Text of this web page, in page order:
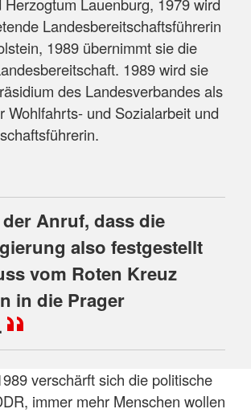
Herzogtum Lauenburg, 1979 wird
Landesbereitschaftsführerin
1989 übernimmt sie die
1989 wird sie
des Landesverbandes als
Wohlfahrts- und Sozialarbeit und
der Anruf, dass die
also festgestellt
vom Roten Kreuz
in die Prager
verschärft sich die politische
immer mehr Menschen wollen